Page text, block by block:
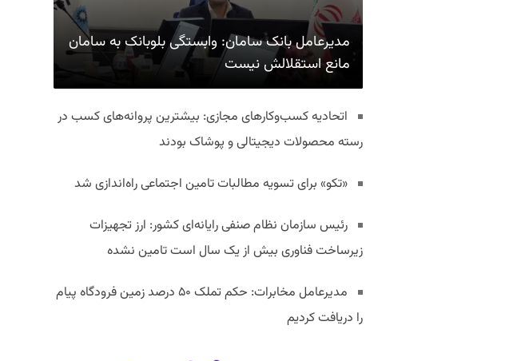
مدیرعامل بانک سامان: وابستگی بلوبانک به سامان
مانع استقلالش نیست
اتحادیه کسب‌وکارهای مجازی: بیشترین پروانه‌های کسب در
رسته محصولات دیجیتالی و پوشاک بودند
«تکو» برای تسویه مطالبات تامین اجتماعی راه‌اندازی شد
رئیس سازمان نظام صنفی رایانه‌ای کشور: ارز تجهیزات
زیرساخت فناوری بیش از یک سال است تامین نشده
مدیرعامل مخابرات: حکم تملک ۵۰ درصد زمین فرودگاه پیام
را دریافت کردیم